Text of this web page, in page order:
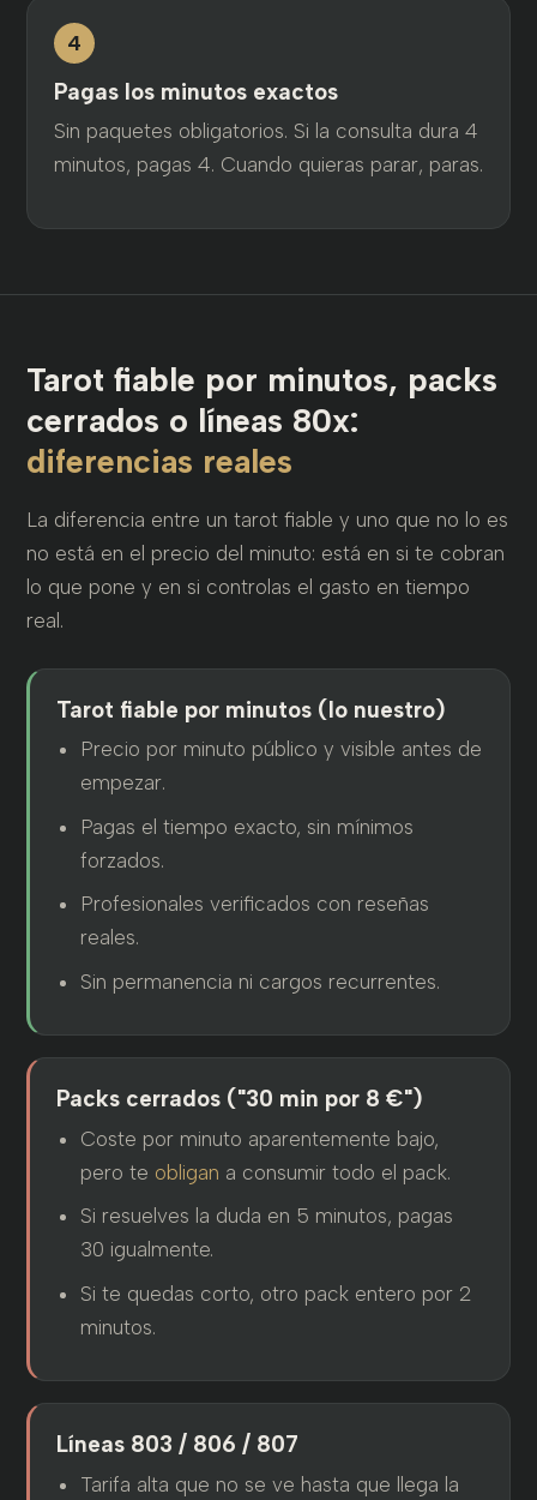
4
Pagas los minutos exactos
Sin paquetes obligatorios. Si la consulta dura 4
minutos, pagas 4. Cuando quieras parar, paras.
Tarot fiable por minutos, packs
cerrados o líneas 80x:
diferencias reales
La diferencia entre un tarot fiable y uno que no lo es
no está en el precio del minuto: está en si te cobran
lo que pone y en si controlas el gasto en tiempo
real.
Tarot fiable por minutos (lo nuestro)
Precio por minuto público y visible antes de
empezar.
Pagas el tiempo exacto, sin mínimos
forzados.
Profesionales verificados con reseñas
reales.
Sin permanencia ni cargos recurrentes.
Packs cerrados ("30 min por 8 €")
Coste por minuto aparentemente bajo,
pero te obligan a consumir todo el pack.
Si resuelves la duda en 5 minutos, pagas
30 igualmente.
Si te quedas corto, otro pack entero por 2
minutos.
Líneas 803 / 806 / 807
Tarifa alta que no se ve hasta que llega la